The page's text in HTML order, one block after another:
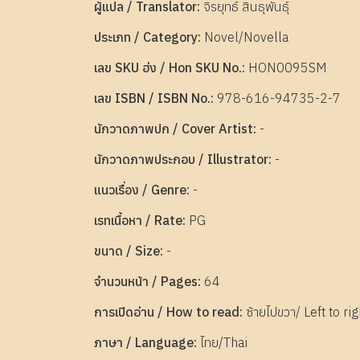
ผู้แปล / Translator: จิรยุทธ์ สินธุพันธุ์
ประเภท / Category: Novel/Novella
เลข SKU ฮ่ง / Hon SKU No.: HON0095SM
เลข ISBN / ISBN No.: 978-616-94735-2-7
นักวาดภาพปก / Cover Artist: -
นักวาดภาพประกอบ / Illustrator: -
แนวเรื่อง / Genre: -
เรทเนื้อหา / Rate: PG
ขนาด / Size: -
จำนวนหน้า / Pages: 64
การเปิดอ่าน / How to read: ซ้ายไปขวา/ Left to
ภาษา / Language: ไทย/Thai